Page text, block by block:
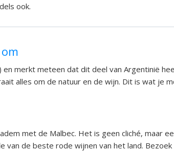
ook.
en merkt meteen dat dit deel van Argentinië
alles om de natuur en de wijn. Dit is wat je
met de Malbec. Het is geen cliché, maar
van de beste rode wijnen van het land. Bezoek